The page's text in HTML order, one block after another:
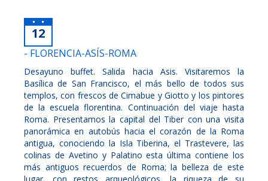
12
- FLORENCIA-ASÍS-ROMA
Desayuno buffet. Salida hacia Asis. Visitaremos la
Basílica de San Francisco, el más bello de todos sus
templos, con frescos de Cimabue y Giotto y los pintores
de la escuela florentina. Continuación del viaje hasta
Roma. Presentamos la capital del Tiber con una visita
panorámica en autobús hacia el corazón de la Roma
antigua, conociendo la Isla Tiberina, el Trastevere, las
colinas de Avetino y Palatino esta última contiene los
más antiguos recuerdos de Roma; la belleza de este
lugar, con restos arqueológicos, la riqueza de su